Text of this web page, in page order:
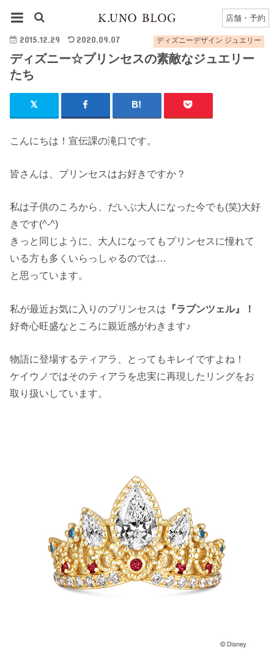
店舗・予約
ディズニー☆プリンセスの素敵なジュエリーたち
ディズニーデザイン ジュエリー
2015.12.29 2020.09.07
ディズニー☆プリンセスの素敵なジュエリー
たち
こんにちは！宣伝課の滝口です。
皆さんは、プリンセスはお好きですか？
私は子供のころから、だいぶ大人になった今でも(笑)大好
きです(^-^)
きっと同じように、大人になってもプリンセスに憧れて
いる方も多くいらっしゃるのでは…
と思っています。
私が最近お気に入りのプリンセスは 『ラプンツェル』！
好奇心旺盛なところに親近感がわきます♪
物語に登場するティアラ、とってもキレイですよね！
ケイウノではそのティアラを忠実に再現したリングをお
取り扱いしています。